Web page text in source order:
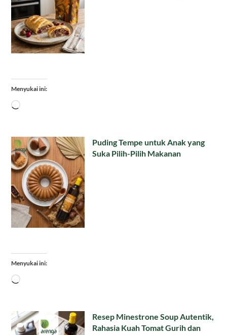
Menyukai ini:
Memuat...
Puding Tempe untuk Anak yang
Suka Pilih-Pilih Makanan
Menyukai ini:
Memuat...
Resep Minestrone Soup Autentik,
Rahasia Kuah Tomat Gurih dan